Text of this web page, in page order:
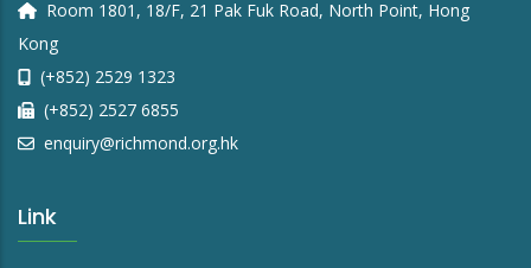
Room 1801, 18/F, 21 Pak Fuk Road, North Point, Hong
Kong
(+852) 2529 1323
(+852) 2527 6855
enquiry@richmond.org.hk
Link